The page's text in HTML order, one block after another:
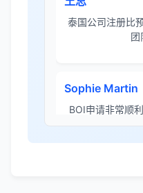
Sophie Martin
BOI申请非常顺
李女士
境外投资备案流